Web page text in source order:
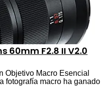
60mm F2.8 II V2.0
Objetivo Macro Esencial
fotografía macro ha ganado